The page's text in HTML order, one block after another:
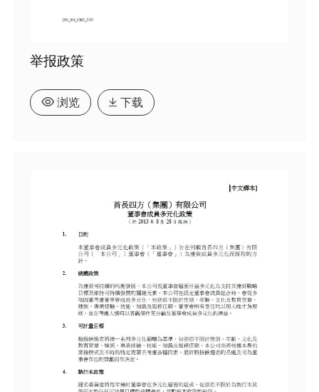
举报政策
浏览 下载